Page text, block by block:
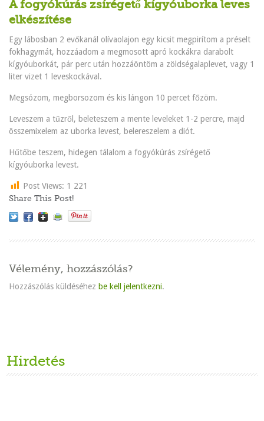
A fogyókúrás zsírégető kígyóuborka leves
elkészítése
Egy lábosban 2 evőkanál olívaolajon egy kicsit megpirítom a préselt
fokhagymát, hozzáadom a megmosott apró kockákra darabolt
kígyóuborkát, pár perc után hozzáöntöm a zöldségalaplevet, vagy 1
liter vizet 1 leveskockával.
Megsózom, megborsozom és kis lángon 10 percet főzöm.
Leveszem a tűzről, beleteszem a mente leveleket 1-2 percre, majd
összemixelem az uborka levest, belereszelem a diót.
Hűtőbe teszem, hidegen tálalom a fogyókúrás zsírégető
kígyóuborka levest.
Post Views: 1 221
Share This Post!
Vélemény, hozzászólás?
Hozzászólás küldéséhez be kell jelentkezni.
Hirdetés